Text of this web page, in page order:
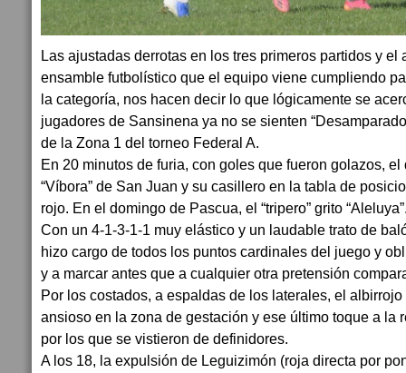
Las ajustadas derrotas en los tres primeros partidos y el
ensamble futbolístico que el equipo viene cumpliendo
la categoría, nos hacen decir lo que lógicamente se
jugadores de Sansinena ya no se sienten
de la Zona 1 del torneo Federal A.
En 20 minutos de furia, con goles que fueron golazos,
“Víbora” de San Juan y su casillero en la tabla de
rojo. En el domingo de Pascua, el “tripero” grito
Con un 4-1-3-1-1 muy elástico y un laudable trato de
hizo cargo de todos los puntos cardinales del juego y
y a marcar antes que a cualquier otra pretensión
Por los costados, a espaldas de los laterales, el
ansioso en la zona de gestación y ese último toque a la
por los que se vistieron de definidores.
A los 18, la expulsión de Leguizimón (roja directa por